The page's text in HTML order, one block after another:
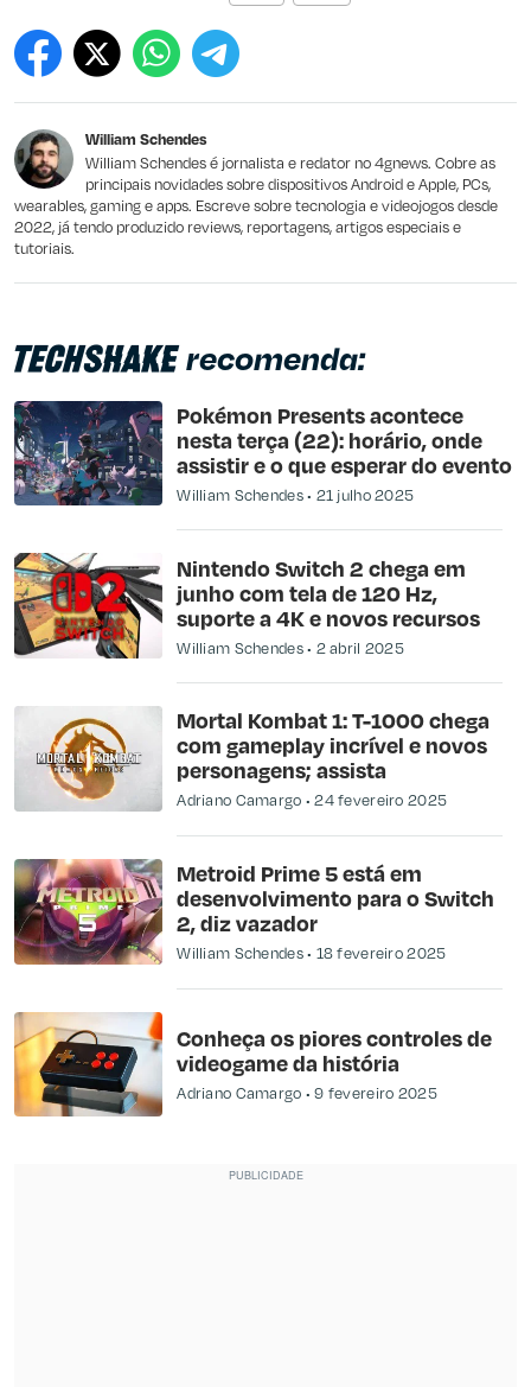
Este conteúdo contém informação incorreta
Este conteúdo não tem a informação que procuro
Outro
William Schendes
William Schendes é jornalista e redator no 4gnews. Cobre as
principais novidades sobre dispositivos Android e Apple, PCs,
wearables, gaming e apps. Escreve sobre tecnologia e videojogos desde
2022, já tendo produzido reviews, reportagens, artigos especiais e
tutoriais.
recomenda:
Pokémon Presents acontece
nesta terça (22): horário, onde
assistir e o que esperar do evento
William Schendes 21 julho 2025
Nintendo Switch 2 chega em
junho com tela de 120 Hz,
suporte a 4K e novos recursos
William Schendes 2 abril 2025
Mortal Kombat 1: T-1000 chega
com gameplay incrível e novos
personagens; assista
Adriano Camargo 24 fevereiro 2025
Metroid Prime 5 está em
desenvolvimento para o Switch
2, diz vazador
William Schendes 18 fevereiro 2025
Conheça os piores controles de
videogame da história
Adriano Camargo 9 fevereiro 2025